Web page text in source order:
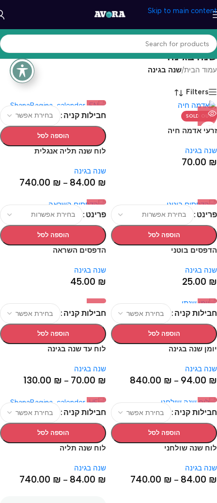
Skip to main content
שנה בגינה
עמוד הבית/שנה בגינה
Filters
SOLD OUT
זרעי אדמה חיה
שנה בגינה
70.00 ₪
חבילות קניה
הוספה לסל
לוח שנה תליה אנגלית
שנה בגינה
84.00 ₪
–
740.00 ₪
פרינט
הוספה לסל
הדפסים בוטני
שנה בגינה
25.00 ₪
פרינט
הוספה לסל
הדפסים השראה
שנה בגינה
45.00 ₪
חבילות קניה
הוספה לסל
יומן שנה בגינה
שנה בגינה
94.00 ₪
–
840.00 ₪
חבילות קניה
הוספה לסל
לוח עד שנה בגינה
שנה בגינה
70.00 ₪
–
130.00 ₪
חבילות קניה
הוספה לסל
לוח שנה שולחני
שנה בגינה
84.00 ₪
–
740.00 ₪
חבילות קניה
הוספה לסל
לוח שנה תליה
שנה בגינה
84.00 ₪
–
740.00 ₪